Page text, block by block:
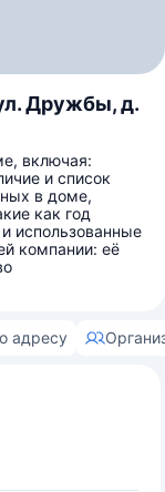
Дружбы, д.
включая:
и список
в доме,
как год
использованные
компании: её
адресу